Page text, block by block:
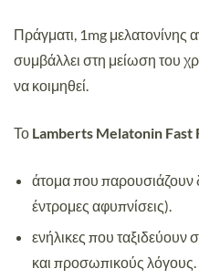
Πράγματι, 1mg μελατονίνης
συμβάλλει στη μείωση του
να κοιμηθεί.
Το Lamberts Melatonin Fast
άτομα που παρουσιάζουν
έντρομες αφυπνίσεις).
ενήλικες που ταξιδεύουν
και προσωπικούς λόγους.